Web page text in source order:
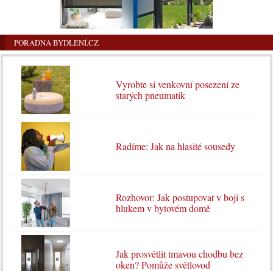
PORADNA BYDLENÍ.CZ
Vyrobte si venkovní posezení ze
starých pneumatik
Radíme: Jak na hlasité sousedy
Rozhovor: Jak postupovat v boji s
hlukem v bytovém domě
Jak prosvětlit tmavou chodbu bez
oken? Pomůže světlovod